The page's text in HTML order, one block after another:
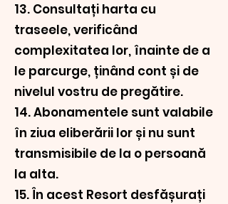
13. Consultați harta cu
traseele, verificând
complexitatea lor, înainte de a
le parcurge, ținând cont și de
nivelul vostru de pregătire.
14. Abonamentele sunt valabile
în ziua eliberării lor și nu sunt
transmisibile de la o persoană
la alta.
15. În acest Resort desfășurați